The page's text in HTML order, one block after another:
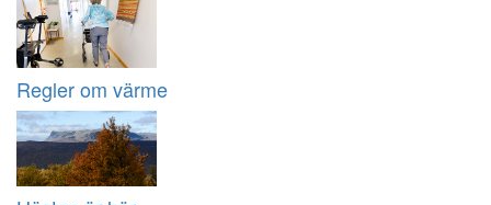
Regler om värme